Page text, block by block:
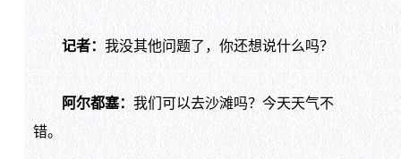
记者： 我没其他问题了，你还想说什么吗？
阿尔都塞： 我们可以去沙滩吗？今天天气不
错。